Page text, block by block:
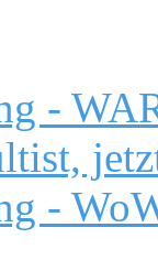
-
-